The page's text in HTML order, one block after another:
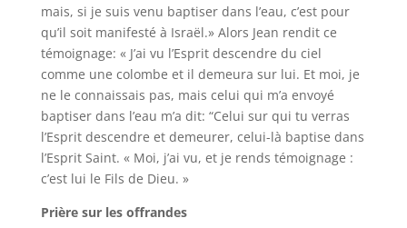
mais, si je suis venu baptiser dans l’eau, c’est pour
qu’il soit manifesté à Israël.» Alors Jean rendit ce
témoignage: « J’ai vu l’Esprit descendre du ciel
comme une colombe et il demeura sur lui. Et moi, je
ne le connaissais pas, mais celui qui m’a envoyé
baptiser dans l’eau m’a dit: “Celui sur qui tu verras
l’Esprit descendre et demeurer, celui-là baptise dans
l’Esprit Saint. « Moi, j’ai vu, et je rends témoignage :
c’est lui le Fils de Dieu. »
Prière sur les offrandes